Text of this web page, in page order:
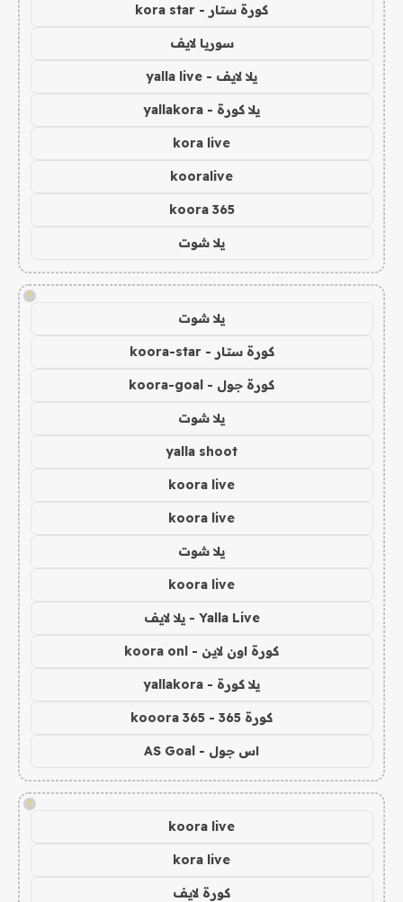
كورة ستار - kora star
سوريا لايف
يلا لايف - yalla live
يلا كورة - yallakora
kora live
kooralive
koora 365
يلا شوت
!
يلا شوت
كورة ستار - koora-star
كورة جول - koora-goal
يلا شوت
yalla shoot
koora live
koora live
يلا شوت
koora live
Yalla Live - يلا لايف
كورة اون لاين - koora onl
يلا كورة - yallakora
كورة 365 - kooora 365
اس جول - AS Goal
!
koora live
kora live
كورة لايف